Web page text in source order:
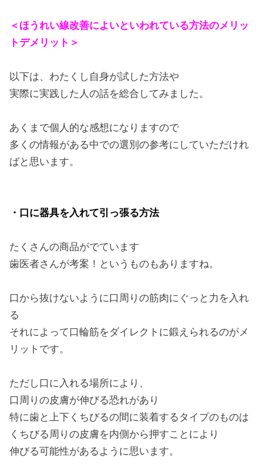
＜ほうれい線改善によいといわれている方法のメリッ
トデメリット＞
以下は、わたくし自身が試した方法や
実際に実践した人の話を総合してみました。
あくまで個人的な感想になりますので
多くの情報がある中での選別の参考にしていただけれ
ばと思います。
・口に器具を入れて引っ張る方法
たくさんの商品がでています
歯医者さんが考案！というものもありますね。
口から抜けないように口周りの筋肉にぐっと力を入れ
る
それによって口輪筋をダイレクトに鍛えられるのがメ
リットです。
ただし口に入れる場所により、
口周りの皮膚が伸びる恐れがあり
特に歯と上下くちびるの間に装着するタイプのものは
くちびる周りの皮膚を内側から押すことにより
伸びる可能性があるように思います。